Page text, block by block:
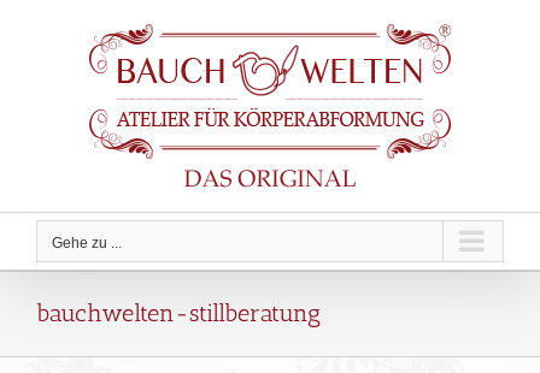
Gehe zu ...
bauchwelten-stillberatung